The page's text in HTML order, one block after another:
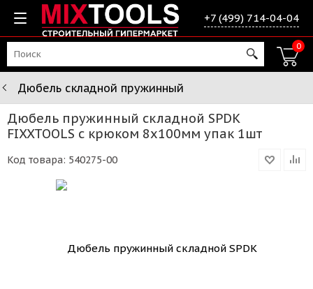
+7 (499) 714-04-04
0
Дюбель складной пружинный
Дюбель пружинный складной SPDK
FIXXTOOLS с крюком 8х100мм упак 1шт
Код товара: 540275-00